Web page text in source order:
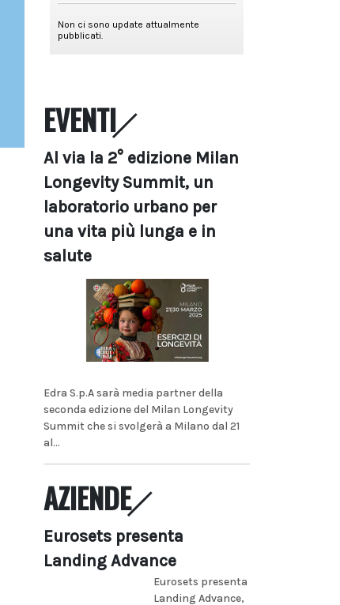
EVENTI
Al via la 2° edizione Milan
Longevity Summit, un
laboratorio urbano per
una vita più lunga e in
salute
Edra S.p.A sarà media partner della
seconda edizione del Milan Longevity
Summit che si svolgerà a Milano dal 21
al...
AZIENDE
Eurosets presenta
Landing Advance
Eurosets presenta
Landing Advance,